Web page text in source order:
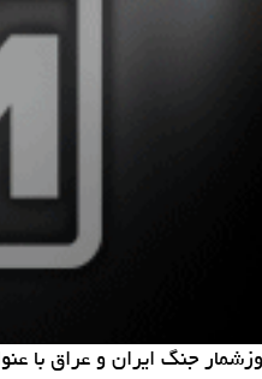
جنگ ایران و عراق با